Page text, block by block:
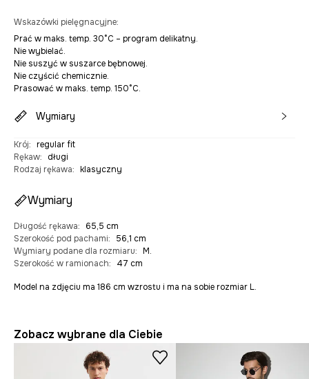
Wskazówki pielęgnacyjne:
Prać w maks. temp. 30°C – program delikatny.
Nie wybielać.
Nie suszyć w suszarce bębnowej.
Nie czyścić chemicznie.
Prasować w maks. temp. 150°C.
Wymiary
Krój: regular fit
Rękaw:
długi
Rodzaj rękawa: klasyczny
Wymiary
Długość rękawa:
65,5 cm
Szerokość pod pachami:
56,1 cm
Wymiary podane dla rozmiaru: M.
Szerokość w ramionach: 47 cm
Model na zdjęciu ma 186 cm wzrostu i ma na sobie rozmiar L.
Zobacz wybrane dla Ciebie